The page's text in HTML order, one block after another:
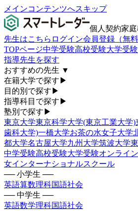
メインコンテンツへスキップ
個人契約家
先生はこちら ログイン会員登録（無料
TOPページ中学受験高校受験大学受験
指導先生を探す
おすすめの先生 ▼
在籍大学で探す ▶
目的別で探す ▶
指導科目で探す ▶
塾別で探す ▶
東京大学東京科学大学(東京工業大学)
歯科大学)一橋大学お茶の水女子大学
都大学名古屋大学九州大学筑波大学
中学受験高校受験大学受験オンライ
女インターナショナルスクール
── 小学生 ──
英語算数理科国語社会
── 中学生 ──
英語数学理科国語社会